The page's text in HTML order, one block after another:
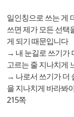
일인칭으로 쓰는 게
쓰면 제가 모든 선택
게 되기 때문입니다
→ 내 눈길로 쓰기가
고르는 줄 지나치게
→ 나로서 쓰기가 더
을 지나치게 바라봐
215쪽